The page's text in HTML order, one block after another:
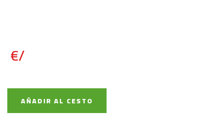
€/
AÑADIR AL CESTO